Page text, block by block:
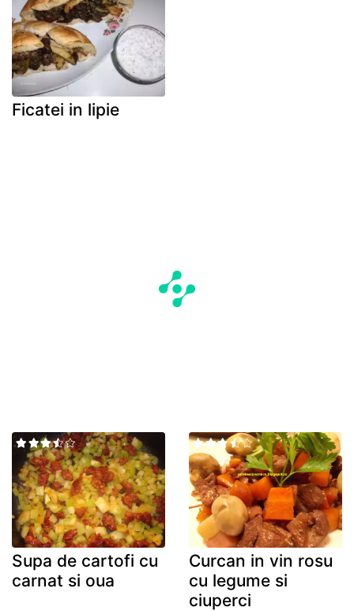
Ficatei in lipie
Supa de cartofi cu
carnat si oua
Curcan in vin rosu
cu legume si
ciuperci